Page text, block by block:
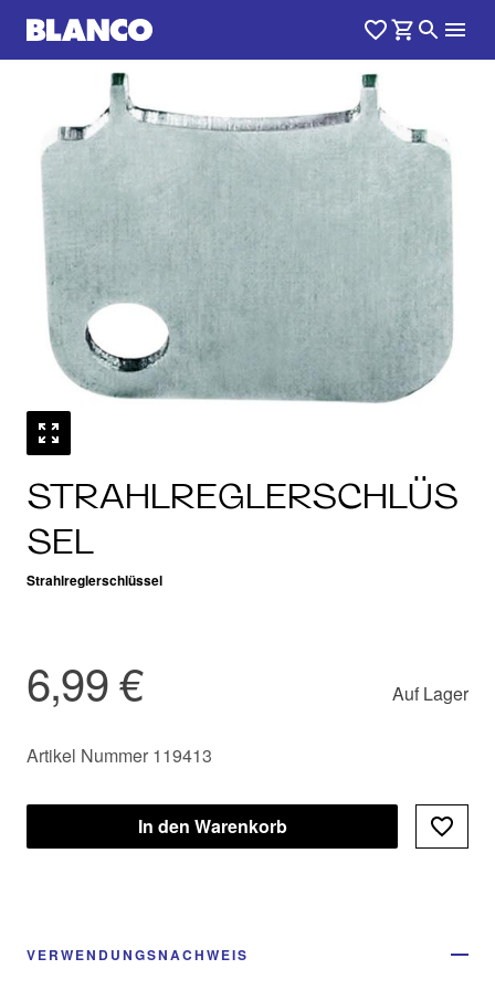
STRAHLREGLERSCHLÜS
SEL
Strahlreglerschlüssel
6,99 € Auf Lager
Artikel Nummer 119413
In den Warenkorb
VERWENDUNGSNACHWEIS